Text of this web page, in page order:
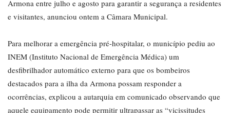
Armona entre julho e agosto para garantir a segurança a residentes
e visitantes, anunciou ontem a Câmara Municipal.
Para melhorar a emergência pré-hospitalar, o município pediu ao
INEM (Instituto Nacional de Emergência Médica) um
desfibrilhador automático externo para que os bombeiros
destacados para a ilha da Armona possam responder a
ocorrências, explicou a autarquia em comunicado observando que
aquele equipamento pode permitir ultrapassar as “vicissitudes